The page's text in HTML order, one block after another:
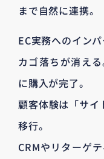
まで自然に連携。
EC実務へのイン
カゴ落ちが消え
に購入が完了。
顧客体験は「サイ
移行。
CRMやリターゲ